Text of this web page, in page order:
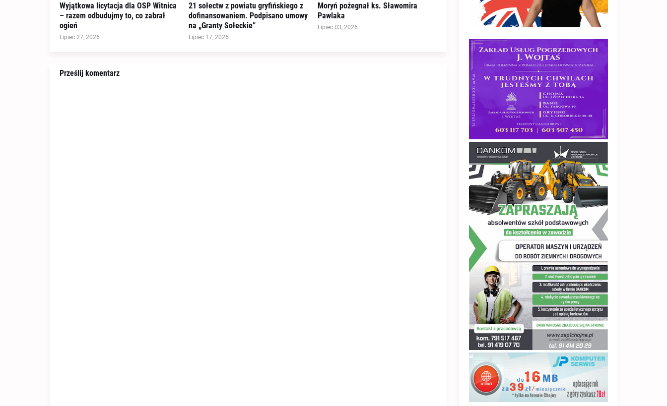
Wyjątkowa licytacja dla OSP Witnica
– razem odbudujmy to, co zabrał
ogień
Lipiec 27, 2026
21 sołectw z powiatu gryfińskiego z
dofinansowaniem. Podpisano umowy
na „Granty Sołeckie”
Lipiec 17, 2026
Moryń pożegnał ks. Sławomira
Pawlaka
Lipiec 03, 2026
Prześlij komentarz